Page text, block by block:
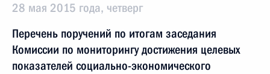
28 мая 2015 года, четверг
Перечень поручений по итогам заседания
Комиссии по мониторингу достижения целевых
показателей социально-экономического